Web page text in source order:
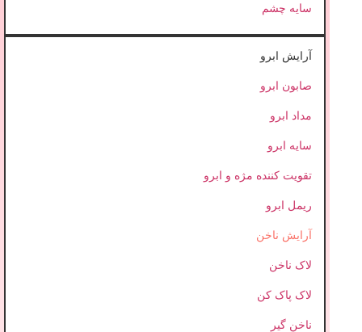
سایه چشم
آرایش ابرو
صابون ابرو
مداد ابرو
سایه ابرو
تقویت کننده مژه و ابرو
ریمل ابرو
آرایش ناخن
لاک ناخن
لاک پاک کن
ناخن گیر